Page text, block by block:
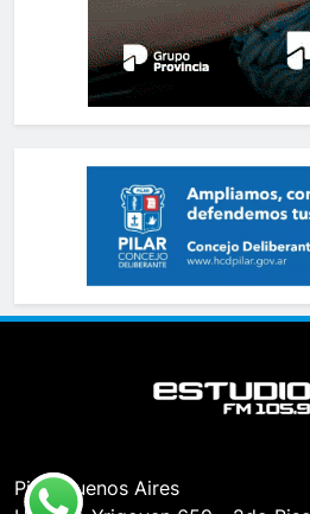
Pilar, Buenos Aires